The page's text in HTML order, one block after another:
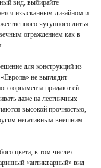
вид, выбирайте
изысканным дизайном и
чугунного литья
ограждением как в
для конструкций из
не выглядит
орнамента придают ей
даже на лестничных
высокой прочностью,
негативным внешним
цвета, в том числе с
«антикварный» вид